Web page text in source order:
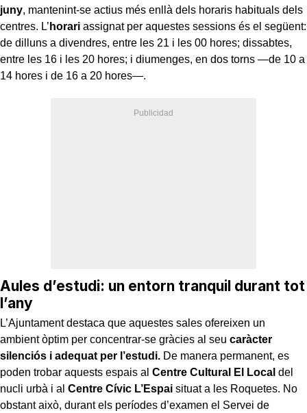
juny, mantenint-se actius més enllà dels horaris habituals dels
centres. L’ horari assignat per aquestes sessions és el següent:
de dilluns a divendres, entre les 21 i les 00 hores; dissabtes,
entre les 16 i les 20 hores; i diumenges, en dos torns —de 10 a
14 hores i de 16 a 20 hores—.
Aules d’estudi: un entorn tranquil durant tot
l’any
L’Ajuntament destaca que aquestes sales ofereixen un
ambient òptim per concentrar-se gràcies al seu caràcter
silenciós i adequat per l’estudi. De manera permanent, es
poden trobar aquests espais al Centre Cultural El Local del
nucli urbà i al Centre Cívic L’Espai situat a les Roquetes. No
obstant això, durant els períodes d’examen el Servei de